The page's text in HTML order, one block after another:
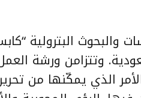
والبحوث البترولية
وتتزامن ورشة
الذي يمكّنها من